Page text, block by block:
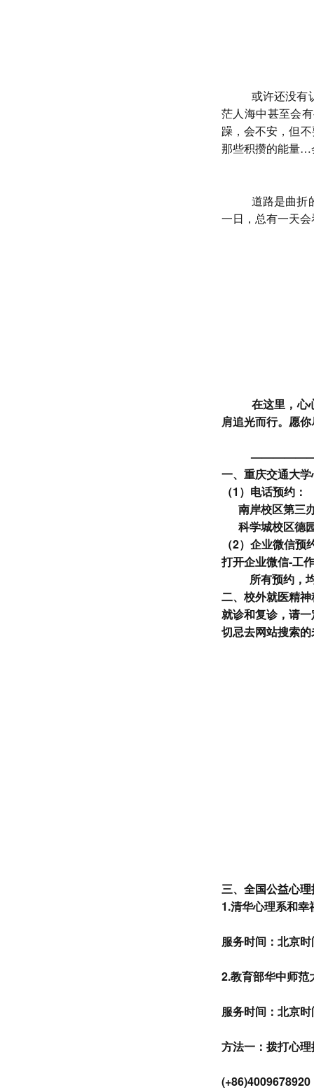
或许还没有
茫人海中甚至会
躁，会不安，但
那些积攒的能量…
道路是曲折
一日，总有一天
在这里 ，心
肩追光而行。 愿
一、重庆交通大
（1 ） 电话预约：
南岸校区第三
科学城校区德
（2） 企业微信预
打开企业微信-工
所有预约，
二、 校外就医精
就诊和复诊，请
切忌去网站搜索
三、全国公益心
1.清华心理系和幸
服务时间：北京
2.教育部华中师范
服务时间：北京
方法一：拨打心
(+86)4009678920